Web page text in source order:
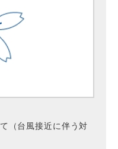
（台風接近に伴う対